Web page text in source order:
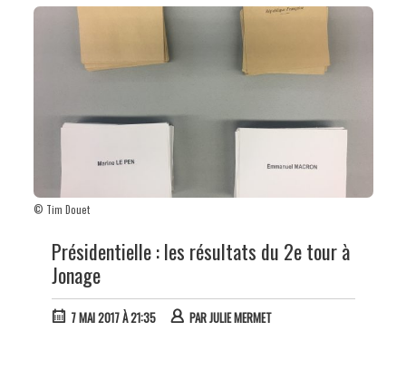
© Tim Douet
Présidentielle : les résultats du 2e tour à
Jonage
7 MAI 2017 À 21:35 PARJULIE MERMET